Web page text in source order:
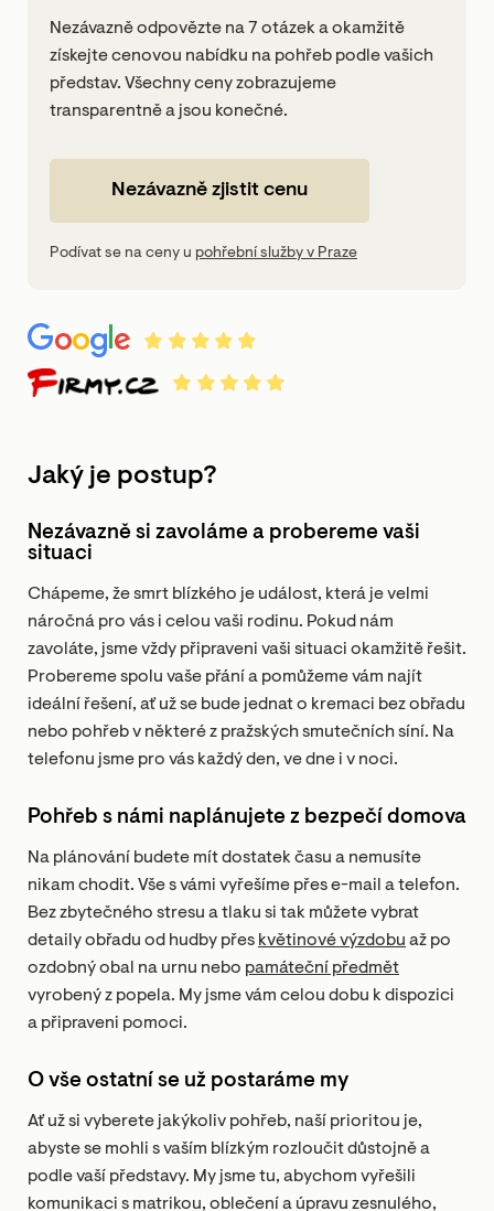
Nezávazně odpovězte na 7 otázek a okamžitě
získejte cenovou nabídku na pohřeb podle vašich
představ. Všechny ceny zobrazujeme
transparentně a jsou konečné.
Nezávazně zjistit cenu
Podívat se na ceny u pohřební služby v Praze
Jaký je postup?
Nezávazně si zavoláme a probereme vaši
situaci
Chápeme, že smrt blízkého je událost, která je velmi
náročná pro vás i celou vaši rodinu. Pokud nám
zavoláte, jsme vždy připraveni vaši situaci okamžitě řešit.
Probereme spolu vaše přání a pomůžeme vám najít
ideální řešení, ať už se bude jednat o kremaci bez obřadu
nebo pohřeb v některé z pražských smutečních síní. Na
telefonu jsme pro vás každý den, ve dne i v noci.
Pohřeb s námi naplánujete z bezpečí domova
Na plánování budete mít dostatek času a nemusíte
nikam chodit. Vše s vámi vyřešíme přes e-mail a telefon.
Bez zbytečného stresu a tlaku si tak můžete vybrat
detaily obřadu od hudby přes květinové výzdobu až po
ozdobný obal na urnu nebo památeční předmět
vyrobený z popela. My jsme vám celou dobu k dispozici
a připraveni pomoci.
O vše ostatní se už postaráme my
Ať už si vyberete jakýkoliv pohřeb, naší prioritou je,
abyste se mohli s vaším blízkým rozloučit důstojně a
podle vaší představy. My jsme tu, abychom vyřešili
komunikaci s matrikou, oblečení a úpravu zesnulého,